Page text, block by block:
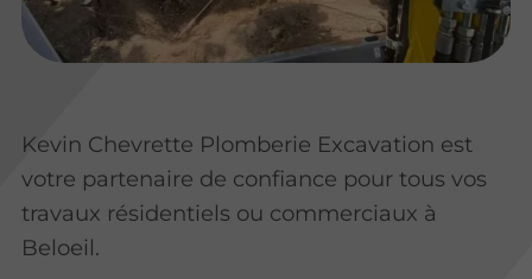
Kevin Chevrette Plomberie Excavation est
votre partenaire de confiance pour tous vos
travaux résidentiels ou commerciaux à
Beloeil.